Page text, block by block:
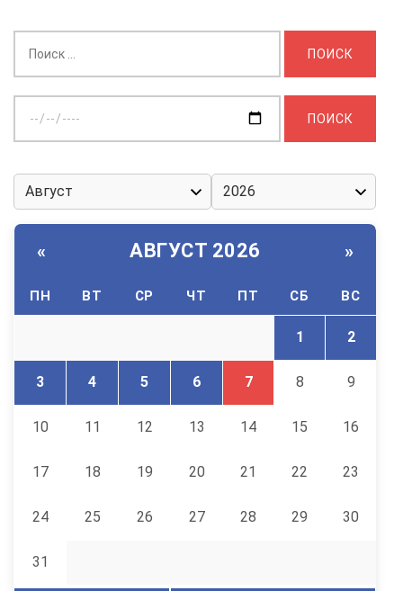
дату:
« АВГУСТ 2026 »
ПН ВТ СР ЧТ ПТ СБ ВС
1 2
3 4 5 6 7 8 9
10 11 12 13 14 15 16
17 18 19 20 21 22 23
24 25 26 27 28 29 30
31